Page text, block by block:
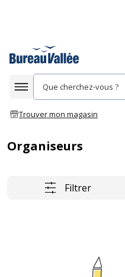
Afficher la navigation
Trouver mon magasin
Organiseurs
Filtrer